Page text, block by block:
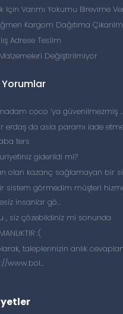
Varımı Yokumu Birevime
Kargom Dağıtıma
Adrese Teslim
Değiştirilmiyor
coco ‘ya güvenilmezmiş
da asla paramı iade
ters
giderildi mi?
olan kazanç sağlamayan bir
sistem görmedim müşteri
insanlar gö...
, siz çözebildiniz mi sonunda
:(
taleplerinizin anlık
www.bol...